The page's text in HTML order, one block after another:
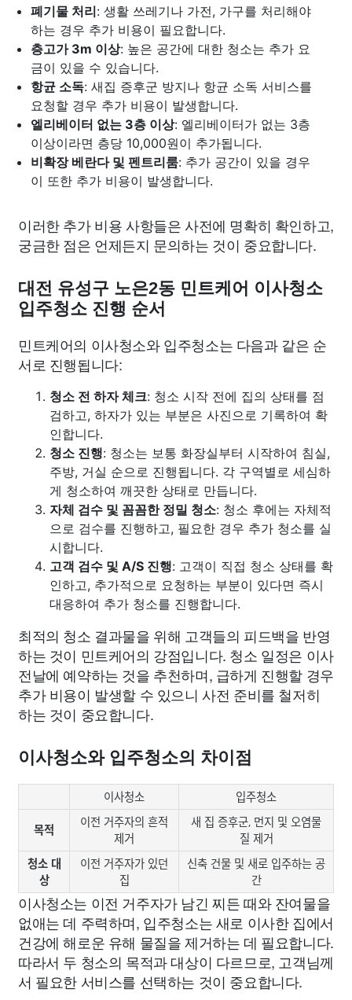
폐기물 처리: 생활 쓰레기나 가전, 가구를 처리해야
하는 경우 추가 비용이 필요합니다.
층고가 3m 이상: 높은 공간에 대한 청소는 추가 요
금이 있을 수 있습니다.
항균 소독: 새집 증후군 방지나 항균 소독 서비스를
요청할 경우 추가 비용이 발생합니다.
엘리베이터 없는 3층 이상: 엘리베이터가 없는 3층
이상이라면 층당 10,000원이 추가됩니다.
비확장 베란다 및 펜트리룸: 추가 공간이 있을 경우
이 또한 추가 비용이 발생합니다.
이러한 추가 비용 사항들은 사전에 명확히 확인하고,
궁금한 점은 언제든지 문의하는 것이 중요합니다.
대전 유성구 노은2동 민트케어 이사청소
입주청소 진행 순서
민트케어의 이사청소와 입주청소는 다음과 같은 순
서로 진행됩니다:
청소 전 하자 체크: 청소 시작 전에 집의 상태를 점
검하고, 하자가 있는 부분은 사진으로 기록하여 확
인합니다.
청소 진행: 청소는 보통 화장실부터 시작하여 침실,
주방, 거실 순으로 진행됩니다. 각 구역별로 세심하
게 청소하여 깨끗한 상태로 만듭니다.
자체 검수 및 꼼꼼한 정밀 청소: 청소 후에는 자체적
으로 검수를 진행하고, 필요한 경우 추가 청소를 실
시합니다.
고객 검수 및 A/S 진행: 고객이 직접 청소 상태를 확
인하고, 추가적으로 요청하는 부분이 있다면 즉시
대응하여 추가 청소를 진행합니다.
최적의 청소 결과물을 위해 고객들의 피드백을 반영
하는 것이 민트케어의 강점입니다. 청소 일정은 이사
전날에 예약하는 것을 추천하며, 급하게 진행할 경우
추가 비용이 발생할 수 있으니 사전 준비를 철저히
하는 것이 중요합니다.
이사청소와 입주청소의 차이점
이사청소 입주청소
목적
이전 거주자의 흔적
제거
새 집 증후군, 먼지 및 오염물
질 제거
청소 대
상
이전 거주자가 있던
집
신축 건물 및 새로 입주하는 공
간
이사청소는 이전 거주자가 남긴 찌든 때와 잔여물을
없애는 데 주력하며, 입주청소는 새로 이사한 집에서
건강에 해로운 유해 물질을 제거하는 데 필요합니다.
따라서 두 청소의 목적과 대상이 다르므로, 고객님께
서 필요한 서비스를 선택하는 것이 중요합니다.